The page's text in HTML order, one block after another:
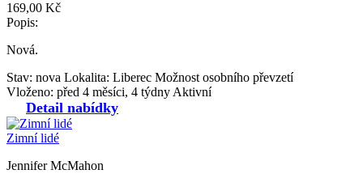
169,00 Kč
Popis:
Nová.
Stav: nova Lokalita: Liberec Možnost osobního převzetí
Vloženo: před 4 měsíci, 4 týdny Aktivní
Detail nabídky
Zimní lidé
Jennifer McMahon